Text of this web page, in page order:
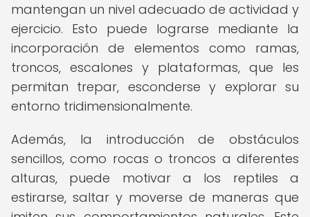
mantengan un nivel adecuado de actividad y
ejercicio. Esto puede lograrse mediante la
incorporación de elementos como ramas,
troncos, escalones y plataformas, que les
permitan trepar, esconderse y explorar su
entorno tridimensionalmente.
Además, la introducción de obstáculos
sencillos, como rocas o troncos a diferentes
alturas, puede motivar a los reptiles a
estirarse, saltar y moverse de maneras que